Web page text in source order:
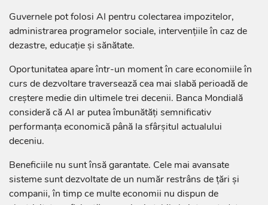
Guvernele pot folosi AI pentru colectarea impozitelor,
administrarea programelor sociale, intervențiile în caz de
dezastre, educație și sănătate.
Oportunitatea apare într-un moment în care economiile în
curs de dezvoltare traversează cea mai slabă perioadă de
creștere medie din ultimele trei decenii. Banca Mondială
consideră că AI ar putea îmbunătăți semnificativ
performanța economică până la sfârșitul actualului
deceniu.
Beneficiile nu sunt însă garantate. Cele mai avansate
sisteme sunt dezvoltate de un număr restrâns de țări și
companii, în timp ce multe economii nu dispun de